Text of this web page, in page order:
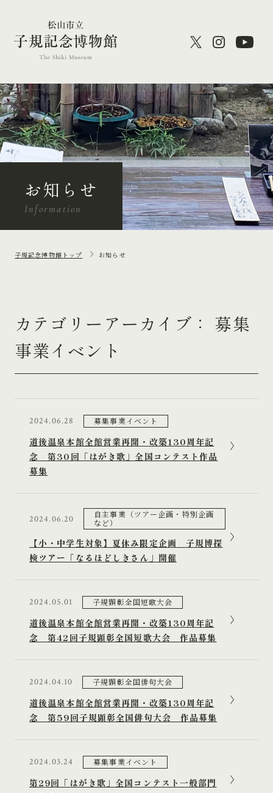
お知らせ
Information
子規記念博物館トップ お知らせ
カテゴリーアーカイブ： 募集
事業イベント
2024.06.28 募集事業イベント
道後温泉本館全館営業再開・改築130周年記
念 第30回「はがき歌」全国コンテスト作品
募集
2024.06.20
自主事業（ツアー企画・特別企画
など）
【小・中学生対象】夏休み限定企画 子規博探
検ツアー「なるほどしきさん」開催
2024.05.01 子規顕彰全国短歌大会
道後温泉本館全館営業再開・改築130周年記
念 第42回子規顕彰全国短歌大会 作品募集
2024.04.10 子規顕彰全国俳句大会
道後温泉本館全館営業再開・改築130周年記
念 第59回子規顕彰全国俳句大会 作品募集
2024.03.24 募集事業イベント
第29回「はがき歌」全国コンテスト一般部門